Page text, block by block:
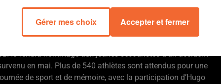
un spectacle de qualité jusqu’à 1h du matin.
rendra hommage aux jeunes secouristes d’un accident
en mai. Plus de 540 athlètes sont attendus pour une
de sport et de mémoire, avec la participation d’Hugo
Gérer mes choix Accepter et fermer